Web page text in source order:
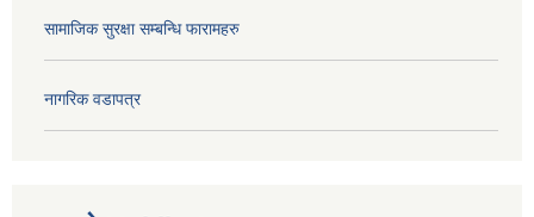
सामाजिक सुरक्षा सम्बन्धि फारामहरु
नागरिक वडापत्र